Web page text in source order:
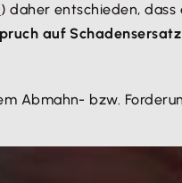
) daher entschieden, dass
auf Schadensersatz
Abmahn- bzw.